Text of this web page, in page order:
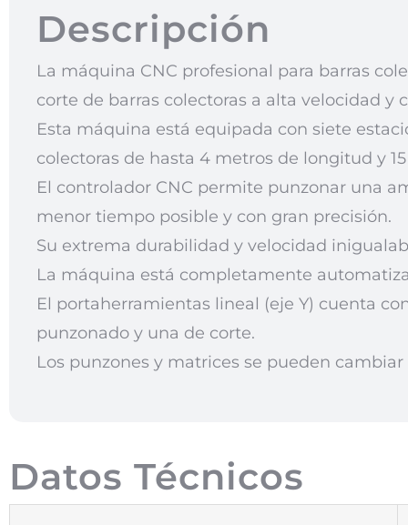
Descripción
La máquina CNC profesional para barras
corte de barras colectoras a alta velocidad y
Esta máquina está equipada con siete
colectoras de hasta 4 metros de longitud y
El controlador CNC permite punzonar una
menor tiempo posible y con gran precisión.
Su extrema durabilidad y velocidad
La máquina está completamente
El portaherramientas lineal (eje Y) cuenta
punzonado y una de corte.
Los punzones y matrices se pueden
Datos Técnicos